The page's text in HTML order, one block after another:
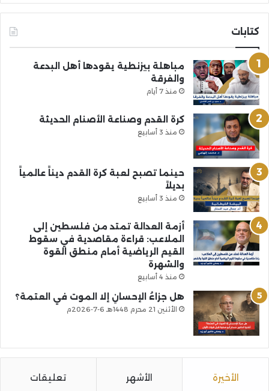
كتابات
مباهلة بيزنطية يقودها أهل البدعة
والفرقة
منذ 7 أيام
كرة القدم وصناعة الأصنام الحديثة
منذ 3 أسابيع
حينما تصبح لعبة كرة القدم ديناً عالمياً
بديلاً
منذ 3 أسابيع
أزمة العدالة تمتد من فلسطين إلى
الملاعب: قراءة مقاصدية في سقوط
القيم الرياضية أمام منطق القوة
والشهرة
منذ 4 أسابيع
هل جزاءُ الإحسانِ إلا الموت في العتمة؟
الأثنين 21 محرم 1448هـ 6-7-2026م
الأخيرة الأشهر تعليقات